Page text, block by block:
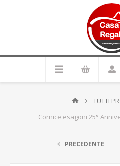
TUTTI
Cornice esagoni 25°
PRECEDENTE